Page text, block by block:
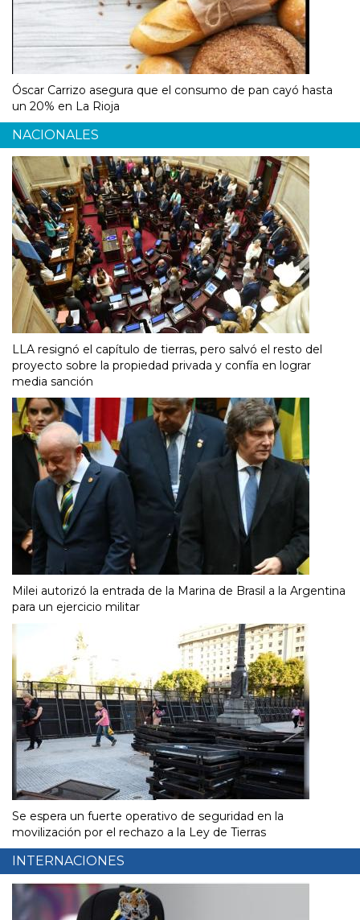
Óscar Carrizo asegura que el consumo de pan cayó hasta
un 20% en La Rioja
NACIONALES
LLA resignó el capítulo de tierras, pero salvó el resto del
proyecto sobre la propiedad privada y confía en lograr
media sanción
Milei autorizó la entrada de la Marina de Brasil a la Argentina
para un ejercicio militar
Se espera un fuerte operativo de seguridad en la
movilización por el rechazo a la Ley de Tierras
INTERNACIONES